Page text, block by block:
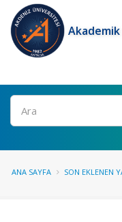
Ara
ANA SAYFA SON EKLENEN